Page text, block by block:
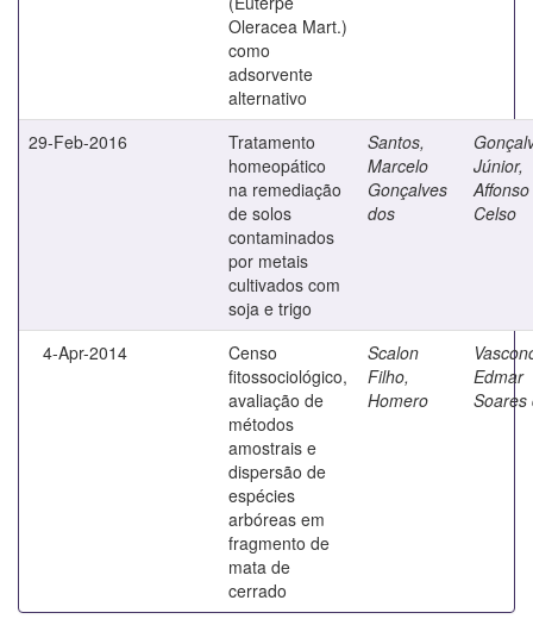
Oleracea Mart.)
como
adsorvente
alternativo
29-Feb-2016
Tratamento
homeopático
na remediação
de solos
contaminados
por metais
cultivados com
soja e trigo
Santos,
Marcelo
Gonçalves
dos
Júnior,
Affonso
Celso
4-Apr-2014
Censo
fitossociológico,
avaliação de
métodos
amostrais e
dispersão de
espécies
arbóreas em
fragmento de
mata de
cerrado
Scalon
Filho,
Homero
Edmar
Soares